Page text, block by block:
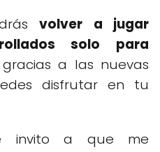
volver a jugar
solo para
a las nuevas
disfrutar en tu
invito a que me